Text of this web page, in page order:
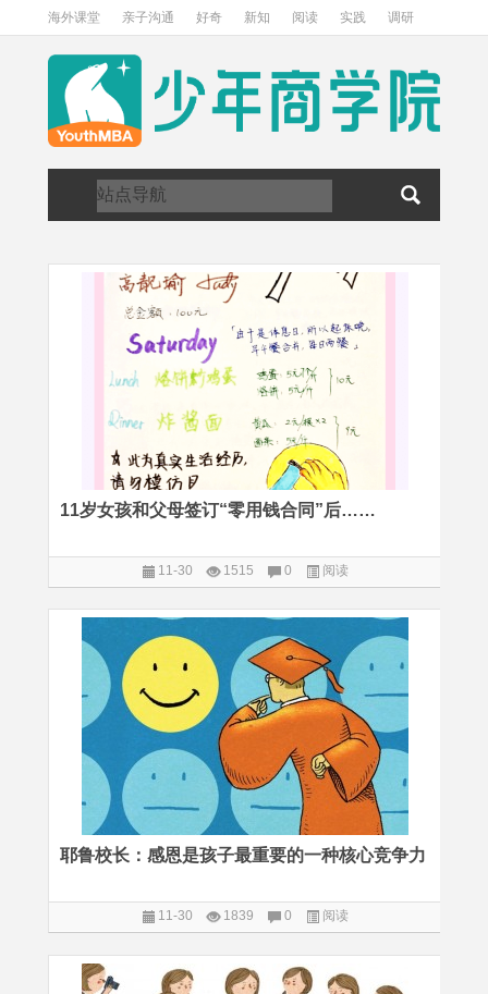
海外课堂 亲子沟通 好奇 新知 阅读 实践 调研
访谈 关于我们
11岁女孩和父母签订“零用钱合同”后……
11-30 1515 0 阅读
耶鲁校长：感恩是孩子最重要的一种核心竞争力
11-30 1839 0 阅读